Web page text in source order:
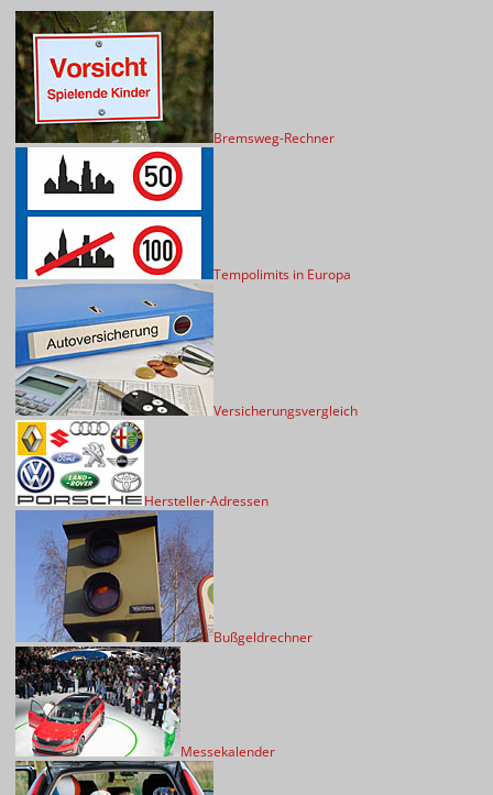
Bremsweg-Rechner
Tempolimits in Europa
Versicherungsvergleich
Hersteller-Adressen
Bußgeldrechner
Messekalender